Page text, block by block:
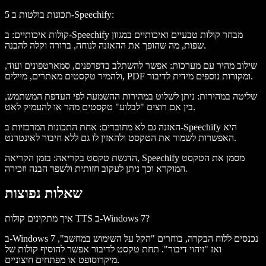
5 תכונות בולטות ב-Speechify:
קולות איכותיים: ב-Speechify מבחר קולות טבעיים ואיכותיים במגוון
שפות, מה שהופך את ההאזנה לנוחה, ברורה וקלה להבנה.
שילוב מהיר עם מערכות: אפשר להשתלב בדפדפנים, סמארטפונים ועוד,
ולהמיר טקסטים מאתרים, מיילים, PDF ומקורות נוספים מידית לדיבור.
שליטה במהירות: ניתן לשלוט במהירות ההשמעה לפי העדפת המשתמש,
בין אם רוצים "לבלוע" טקסטים מהר או להעמיק לאט.
האזנה גם לא מחוברים: אחת התכונות המרכזיות ב-Speechify היא
האפשרות לשמור את הטקסט ולהאזין לו גם ללא חיבור לאינטרנט.
הדגשת טקסט בקריאה: בזמן הקריאה, Speechify מסמן את הטקסט
המוקרא וכך ניתן לעקוב חזותית ולשפר הבנה וזכירה.
שאלות נפוצות
איך מתקינים קולות TTS ב-Windows 7?
ב-Windows 7 נכנסים ללוח הבקרה, בוחרים "הקל על השימוש במחשב",
ואז "זיהוי דיבור". תחת טקסט לדיבור אפשר להוסיף קולות של
מיקרוסופט או מפתחים חיצוניים.